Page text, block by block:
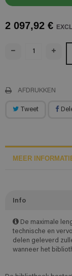
2 097,92 €
AFDRUKKEN
Tweet
MEER
Info
De maximale
technische en
delen geleverd
wanneer het